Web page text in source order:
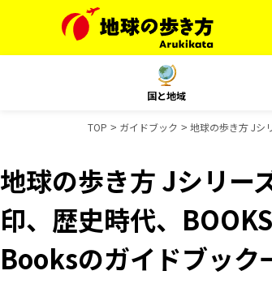
国と地域
TOP ガイドブック 地球の歩き方 Jシ
地球の歩き方 Jシリー
印、歴史時代、
Booksのガイドブック